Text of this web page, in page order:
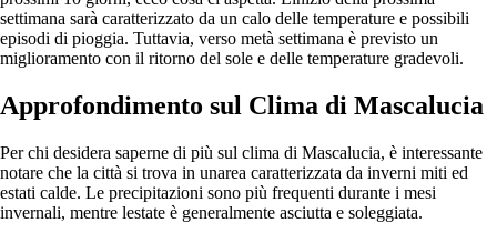
settimana sarà caratterizzato da un calo delle temperature e possibili
episodi di pioggia. Tuttavia, verso metà settimana è previsto un
miglioramento con il ritorno del sole e delle temperature gradevoli.
Approfondimento sul Clima di Mascalucia
Per chi desidera saperne di più sul clima di Mascalucia, è interessante
notare che la città si trova in unarea caratterizzata da inverni miti ed
estati calde. Le precipitazioni sono più frequenti durante i mesi
invernali, mentre lestate è generalmente asciutta e soleggiata.